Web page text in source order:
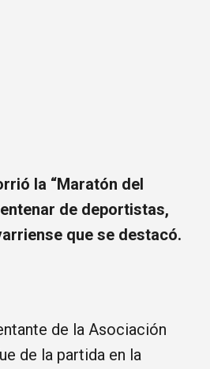
la “Maratón del
de deportistas,
que se destacó.
de la Asociación
de la partida en la